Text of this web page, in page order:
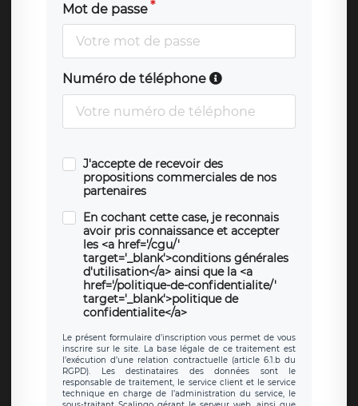
Mot de passe
Numéro de téléphone
J'accepte de recevoir des
propositions commerciales de nos
partenaires
En cochant cette case, je reconnais
avoir pris connaissance et accepter
les <a href='/cgu/'
target='_blank'>conditions générales
d'utilisation</a> ainsi que la <a
href='/politique-de-confidentialite/'
target='_blank'>politique de
confidentialite</a>
Le présent formulaire d’inscription vous permet de vous
inscrire sur le site. La base légale de ce traitement est
l’exécution d’une relation contractuelle (article 6.1.b du
RGPD). Les destinataires des données sont le
responsable de traitement, le service client et le service
technique en charge de l’administration du service, le